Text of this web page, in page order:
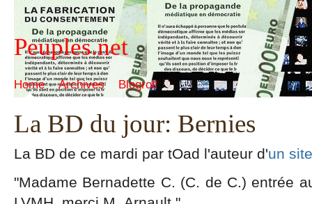
Peuples.net
Home Archives Blogroll
La BD du jour: Bernies
La BD de ce mardi par tOad l'auteur d'un
"Madame Bernadette C. (C. de C.) entrée